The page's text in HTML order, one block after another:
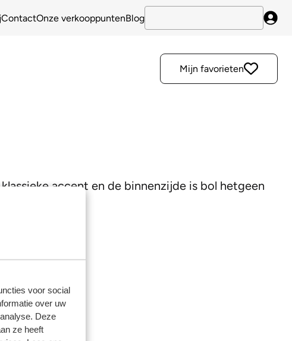
voor social
over uw
Deze
ze heeft
ContactOnze verkooppuntenBlog
Mijn favorieten
accent en de binnenzijde is bol hetgeen